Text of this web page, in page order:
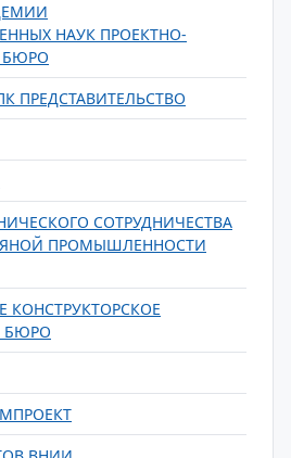
НАУК ПРОЕКТНО-
БЮРО
ПРЕДСТАВИТЕЛЬСТВО
СОТРУДНИЧЕСТВА
ПРОМЫШЛЕННОСТИ
КОНСТРУКТОРСКОЕ
БЮРО